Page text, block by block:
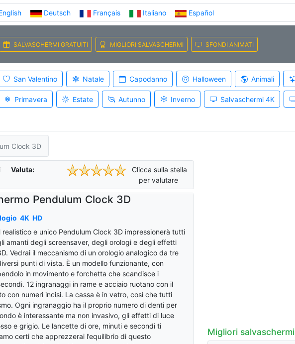
Deutsch Français Italiano Español
SALVASCHERMI GRATUITI MIGLIORI SALVASCHERMI SFONDI ANIMATI
San Valentino Natale Capodanno Halloween Animali
Primavera Estate Autunno Inverno Salvaschermi 4K
Clock 3D
Valuta:
Clicca sulla stella
per valutare
Pendulum Clock 3D
4K HD
realistico e unico Pendulum Clock 3D impressionerà tutti
amanti degli screensaver, degli orologi e degli effetti
Vedrai il meccanismo di un orologio analogico da tre
punti di vista. È un modello funzionante, con
in movimento e forchetta che scandisce i
12 ingranaggi in rame e acciaio ruotano con il
con numeri incisi. La cassa è in vetro, così che tutti
Ogni ingranaggio ha il proprio numero di denti per
è interessante ma non invasivo, gli effetti di luce
e grigio. Le lancette di ore, minuti e secondi ti
certi che apprezzerai l’equilibrio di questo
Migliori salvaschermi